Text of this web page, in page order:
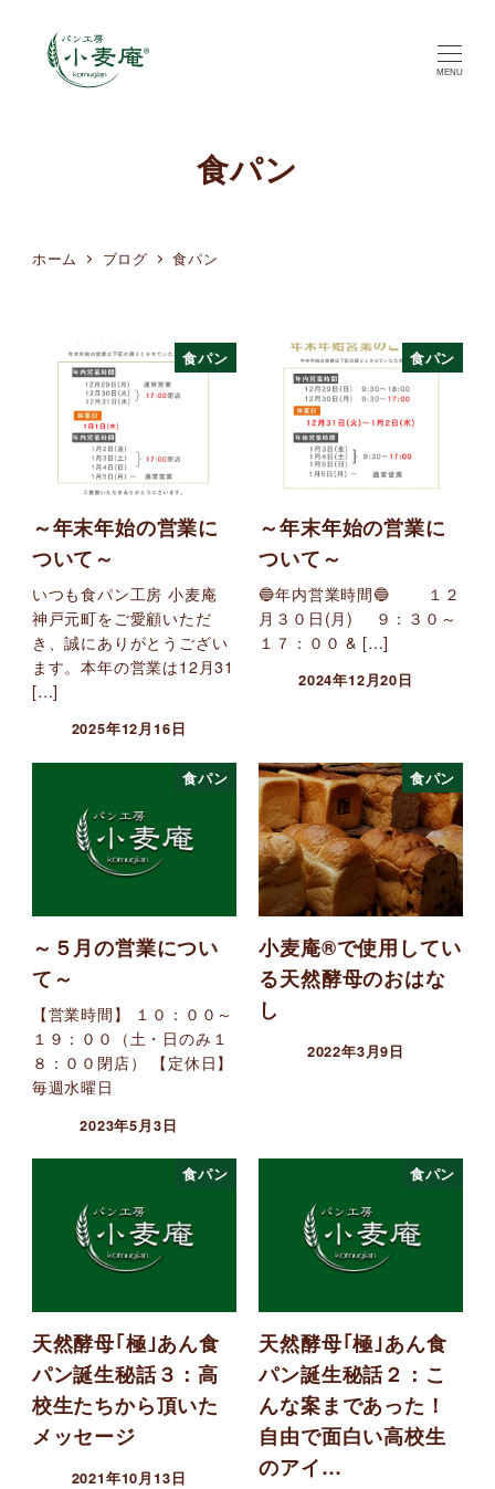
MENU
食パン
ホーム ブログ 食パン
食パン
～年末年始の営業に
ついて～
いつも食パン工房 小麦庵
神戸元町をご愛顧いただ
き、誠にありがとうござい
ます。本年の営業は12月31
[…]
2025年12月16日
食パン
～年末年始の営業に
ついて～
🔵年内営業時間🔵 １２
月３０日(月) ９：３０～
１７：００ & […]
2024年12月20日
食パン
～５月の営業につい
て～
【営業時間】 １０：００～
１９：００（土・日のみ１
８：００閉店） 【定休日】
毎週水曜日
2023年5月3日
食パン
小麦庵®で使用してい
る天然酵母のおはな
し
2022年3月9日
食パン
天然酵母｢極｣あん食
パン誕生秘話３：高
校生たちから頂いた
メッセージ
2021年10月13日
食パン
天然酵母｢極｣あん食
パン誕生秘話２：こ
んな案まであった！
自由で面白い高校生
のアイ…